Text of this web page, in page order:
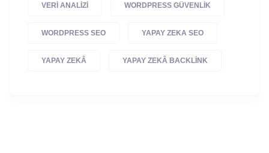
VERI ANALIZI WORDPRESS GÜVENLIK
WORDPRESS SEO YAPAY ZEKA SEO
YAPAY ZEKÂ YAPAY ZEKÂ BACKLINK